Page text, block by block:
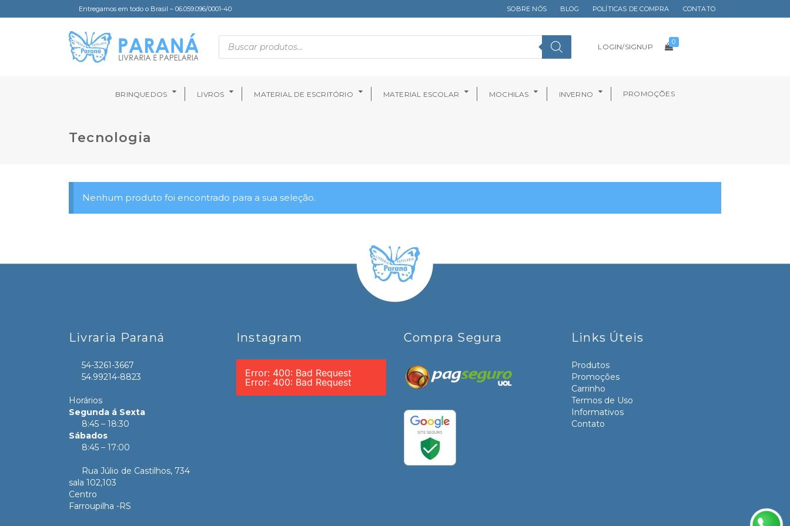
Entregamos em todo o Brasil – 06.059.096/0001-40 SOBRE NÓS BLOG POLÍTICAS DE COMPRA CONTATO
LOGIN/SIGNUP
0
BRINQUEDOS LIVROS MATERIAL DE ESCRITÓRIO MATERIAL ESCOLAR MOCHILAS INVERNO PROMOÇÕES
Tecnologia
Nenhum produto foi encontrado para a sua seleção.
Livraria Paraná
54-3261-3667
54.99214-8823
Horários
Segunda á Sexta
8:45 – 18:30
Sábados
8:45 – 17:00
Rua Júlio de Castilhos, 734
sala 102,103
Centro
Farroupilha -RS
Instagram
Error: 400: Bad Request
Error: 400: Bad Request
Compra Segura Links Úteis
Produtos
Promoções
Carrinho
Termos de Uso
Informativos
Contato